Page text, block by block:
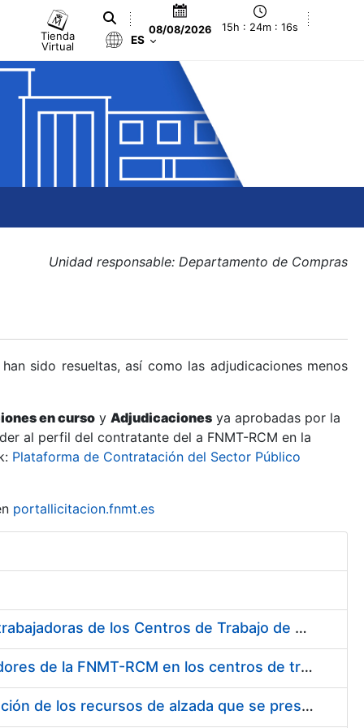
Tienda
Virtual
08/08/2026 15h : 24m : 16s
ES
Unidad responsable: Departamento de Compras
sido resueltas, así como las adjudicaciones menos
en curso y Adjudicaciones ya aprobadas por la
al perfil del contratante del a FNMT-RCM en la
Plataforma de Contratación del Sector Público
portallicitacion.fnmt.es
Suministro de Protectores Auditivos a medida para las personas trabajadoras de los Centros de Trabajo de Madrid y Burgos
Suministro de gafas graduadas antiproyecciones para los trabajadores de la FNMT-RCM en los centros de trabajo de Madrid y Burgos
Servicios de una empresa externa para el asesoramiento y resolución de los recursos de alzada que se presentan relacionados con procesos de selección para la FNMT-RCM